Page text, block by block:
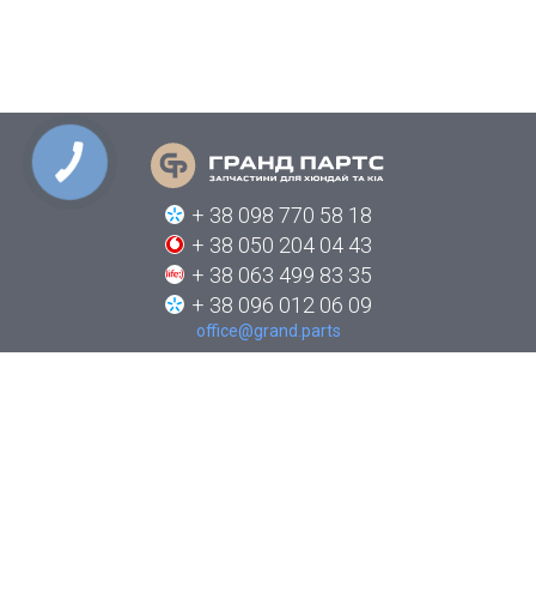
+ 38 098 770 58 18
+ 38 050 204 04 43
+ 38 063 499 83 35
+ 38 096 012 06 09
office@grand.parts
КНОПКА
СВЯЗИ